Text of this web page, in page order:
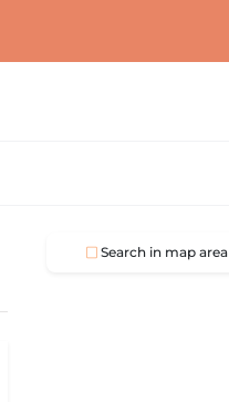
Search in map area